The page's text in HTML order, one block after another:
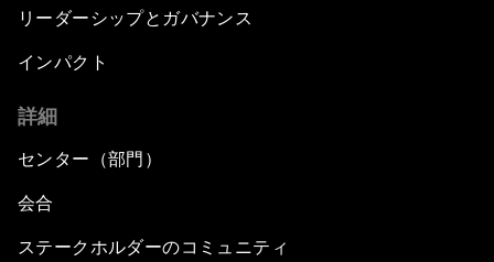
リーダーシップとガバナンス
インパクト
詳細
センター（部門）
会合
ステークホルダーのコミュニティ